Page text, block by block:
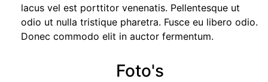
lacus vel est porttitor venenatis. Pellentesque ut
odio ut nulla tristique pharetra. Fusce eu libero odio.
Donec commodo elit in auctor fermentum.
Foto's